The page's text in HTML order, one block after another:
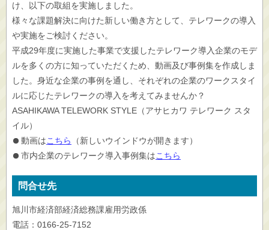
け、以下の取組を実施しました。
様々な課題解決に向けた新しい働き方として、テレワークの導入
や実施をご検討ください。
平成29年度に実施した事業で支援したテレワーク導入企業のモデ
ルを多くの方に知っていただくため、動画及び事例集を作成しま
した。身近な企業の事例を通し、それぞれの企業のワークスタイ
ルに応じたテレワークの導入を考えてみませんか？
ASAHIKAWA TELEWORK STYLE（アサヒカワ テレワーク スタ
イル）
動画はこちら
（新しいウインドウが開きます）
市内企業のテレワーク導入事例集はこちら
問合せ先
旭川市経済部経済総務課雇用労政係
電話：0166-25-7152